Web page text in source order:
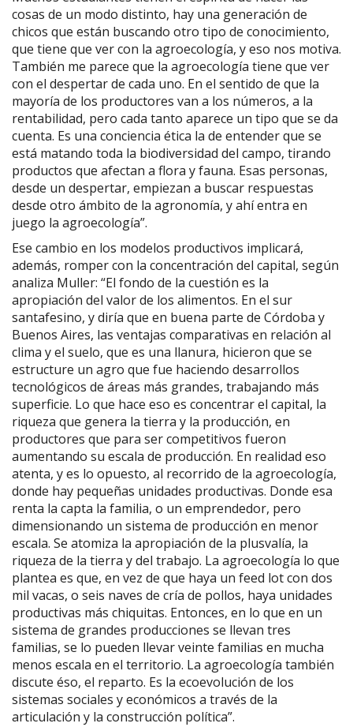
cosas de un modo distinto, hay una generación de
chicos que están buscando otro tipo de conocimiento,
que tiene que ver con la agroecología, y eso nos motiva.
También me parece que la agroecología tiene que ver
con el despertar de cada uno. En el sentido de que la
mayoría de los productores van a los números, a la
rentabilidad, pero cada tanto aparece un tipo que se da
cuenta. Es una conciencia ética la de entender que se
está matando toda la biodiversidad del campo, tirando
productos que afectan a flora y fauna. Esas personas,
desde un despertar, empiezan a buscar respuestas
desde otro ámbito de la agronomía, y ahí entra en
juego la agroecología”.
Ese cambio en los modelos productivos implicará,
además, romper con la concentración del capital, según
analiza Muller: “El fondo de la cuestión es la
apropiación del valor de los alimentos. En el sur
santafesino, y diría que en buena parte de Córdoba y
Buenos Aires, las ventajas comparativas en relación al
clima y el suelo, que es una llanura, hicieron que se
estructure un agro que fue haciendo desarrollos
tecnológicos de áreas más grandes, trabajando más
superficie. Lo que hace eso es concentrar el capital, la
riqueza que genera la tierra y la producción, en
productores que para ser competitivos fueron
aumentando su escala de producción. En realidad eso
atenta, y es lo opuesto, al recorrido de la agroecología,
donde hay pequeñas unidades productivas. Donde esa
renta la capta la familia, o un emprendedor, pero
dimensionando un sistema de producción en menor
escala. Se atomiza la apropiación de la plusvalía, la
riqueza de la tierra y del trabajo. La agroecología lo que
plantea es que, en vez de que haya un feed lot con dos
mil vacas, o seis naves de cría de pollos, haya unidades
productivas más chiquitas. Entonces, en lo que en un
sistema de grandes producciones se llevan tres
familias, se lo pueden llevar veinte familias en mucha
menos escala en el territorio. La agroecología también
discute éso, el reparto. Es la ecoevolución de los
sistemas sociales y económicos a través de la
articulación y la construcción política”.